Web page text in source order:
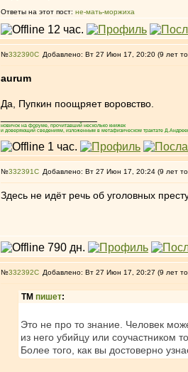
Ответы на этот пост: не-мать-моржиха
№332390 Добавлено: Вт 27 Июн 17, 20:20 (9 лет
aurum
Да, Пупкин поощряет воровство.
новичок на форуме, прочитавший несколько книжек
и доверяющий сведениям, изложенным в метафизическом трактате
№332391 Добавлено: Вт 27 Июн 17, 20:24 (9 лет
Здесь не идёт речь об уголовных
№332392 Добавлено: Вт 27 Июн 17, 20:27 (9 лет
ТМ пишет:
Это не про то знание. Человек
из него убийцу или соучастником
Более того, как вы достоверно